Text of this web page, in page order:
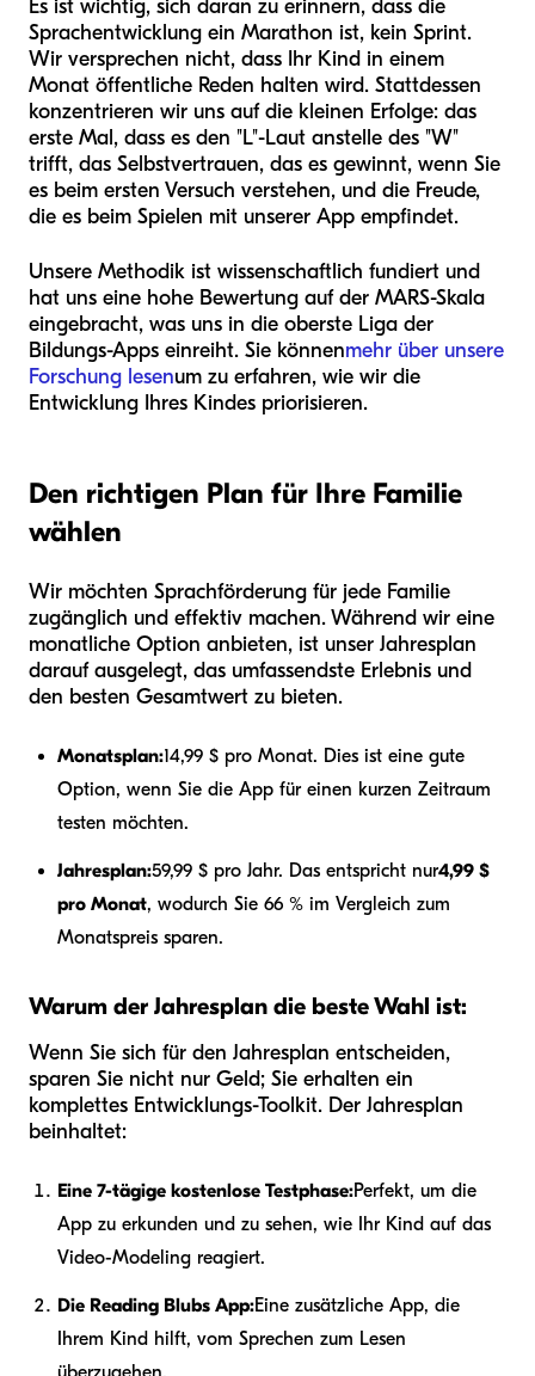
Es ist wichtig, sich daran zu erinnern, dass die
Sprachentwicklung ein Marathon ist, kein Sprint.
Wir versprechen nicht, dass Ihr Kind in einem
Monat öffentliche Reden halten wird. Stattdessen
konzentrieren wir uns auf die kleinen Erfolge: das
erste Mal, dass es den "L"-Laut anstelle des "W"
trifft, das Selbstvertrauen, das es gewinnt, wenn Sie
es beim ersten Versuch verstehen, und die Freude,
die es beim Spielen mit unserer App empfindet.
Unsere Methodik ist wissenschaftlich fundiert und
hat uns eine hohe Bewertung auf der MARS-Skala
eingebracht, was uns in die oberste Liga der
Bildungs-Apps einreiht. Sie könnenmehr über unsere
Forschung lesenum zu erfahren, wie wir die
Entwicklung Ihres Kindes priorisieren.
Den richtigen Plan für Ihre Familie
wählen
Wir möchten Sprachförderung für jede Familie
zugänglich und effektiv machen. Während wir eine
monatliche Option anbieten, ist unser Jahresplan
darauf ausgelegt, das umfassendste Erlebnis und
den besten Gesamtwert zu bieten.
Monatsplan:14,99 $ pro Monat. Dies ist eine gute
Option, wenn Sie die App für einen kurzen Zeitraum
testen möchten.
Jahresplan:59,99 $ pro Jahr. Das entspricht nur4,99 $
pro Monat, wodurch Sie 66 % im Vergleich zum
Monatspreis sparen.
Warum der Jahresplan die beste Wahl ist:
Wenn Sie sich für den Jahresplan entscheiden,
sparen Sie nicht nur Geld; Sie erhalten ein
komplettes Entwicklungs-Toolkit. Der Jahresplan
beinhaltet:
Eine 7-tägige kostenlose Testphase:Perfekt, um die
App zu erkunden und zu sehen, wie Ihr Kind auf das
Video-Modeling reagiert.
Die Reading Blubs App:Eine zusätzliche App, die
Ihrem Kind hilft, vom Sprechen zum Lesen